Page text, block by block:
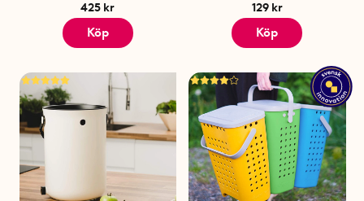
425 kr
Köp
129 kr
Köp